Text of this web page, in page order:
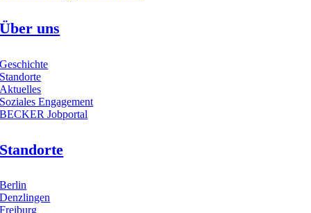
Über uns
Geschichte
Standorte
Aktuelles
Soziales Engagement
BECKER Jobportal
Standorte
Berlin
Denzlingen
Freiburg